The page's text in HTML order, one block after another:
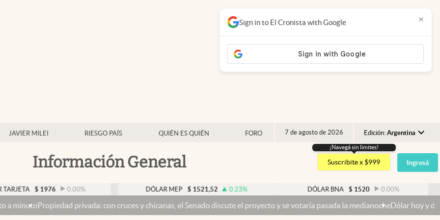
JAVIER MILEI RIESGO PAÍS QUIÉN ES QUIÉN FORO 7 de agosto de 2026 Edición: Argentina
Argentina
España
USA
Información General
¡Navegá sin limites!
Suscribite x $999 Ingresá
$ 1976 0.00% DÓLAR MEP $ 1521,52 0.23% DÓLAR BNA $ 1520 0.00%
privada: con cruces y chicanas, el Senado discute el proyecto y se votaría pasada la medianocheDólar hoy y dólar blue hoy:
Sign in to El Cronista with Google ×